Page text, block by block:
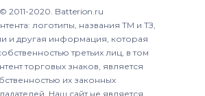
© 2011-2020. Batterion.ru
логотипы, названия ТМ и ТЗ,
и другая информация, которая
третьих лиц, в том
торговых знаков, является
их законных
Наш сайт не является